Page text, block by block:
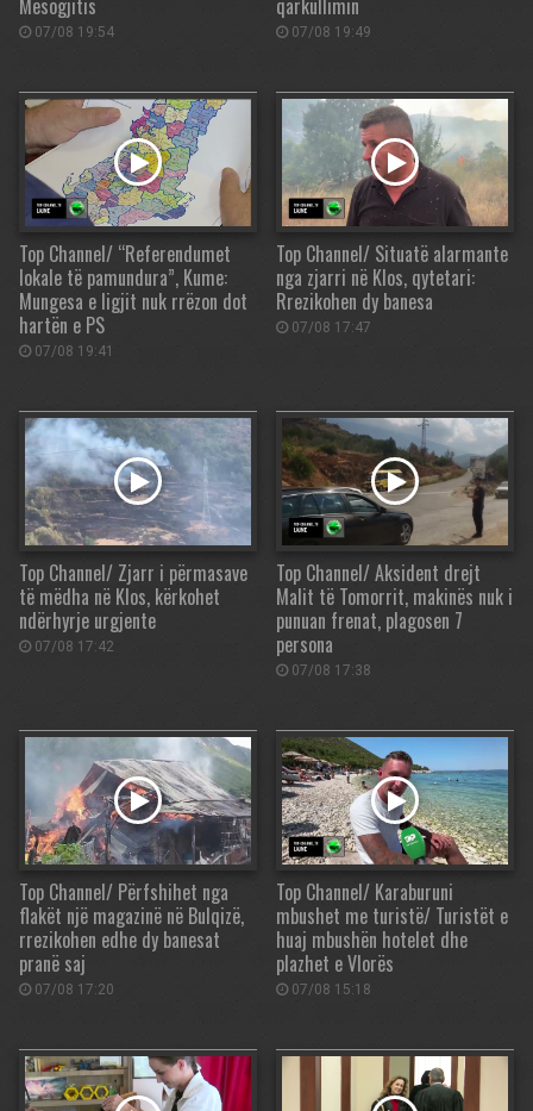
Mesogjitis
07/08 19:54
qarkullimin
07/08 19:49
Top Channel/ “Referendumet
lokale të pamundura”, Kume:
Mungesa e ligjit nuk rrëzon dot
hartën e PS
07/08 19:41
Top Channel/ Situatë alarmante
nga zjarri në Klos, qytetari:
Rrezikohen dy banesa
07/08 17:47
Top Channel/ Zjarr i përmasave
të mëdha në Klos, kërkohet
ndërhyrje urgjente
07/08 17:42
Top Channel/ Aksident drejt
Malit të Tomorrit, makinës nuk i
punuan frenat, plagosen 7
persona
07/08 17:38
Top Channel/ Përfshihet nga
flakët një magazinë në Bulqizë,
rrezikohen edhe dy banesat
pranë saj
07/08 17:20
Top Channel/ Karaburuni
mbushet me turistë/ Turistët e
huaj mbushën hotelet dhe
plazhet e Vlorës
07/08 15:18